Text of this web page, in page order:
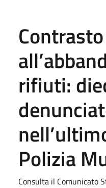
Contrasto
rifiuti:
Polizia
Consulta il Comunicato